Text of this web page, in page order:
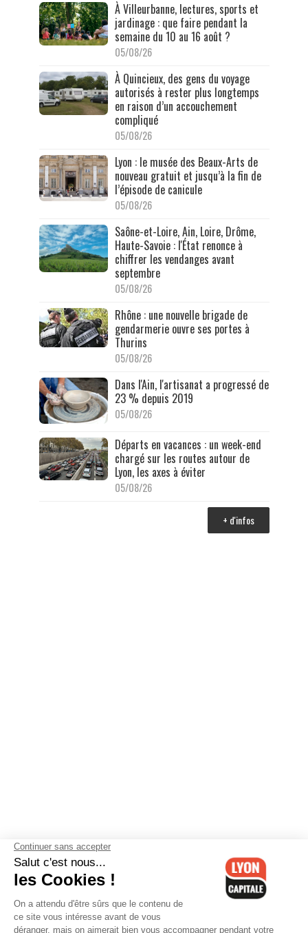
À Villeurbanne, lectures, sports et
jardinage : que faire pendant la
semaine du 10 au 16 août ?
05/08/26
À Quincieux, des gens du voyage
autorisés à rester plus longtemps
en raison d’un accouchement
compliqué
05/08/26
Lyon : le musée des Beaux-Arts de
nouveau gratuit et jusqu’à la fin de
l’épisode de canicule
05/08/26
Saône-et-Loire, Ain, Loire, Drôme,
Haute-Savoie : l'État renonce à
chiffrer les vendanges avant
septembre
05/08/26
Rhône : une nouvelle brigade de
gendarmerie ouvre ses portes à
Thurins
05/08/26
Dans l'Ain, l'artisanat a progressé de
23 % depuis 2019
05/08/26
Départs en vacances : un week-end
chargé sur les routes autour de
Lyon, les axes à éviter
05/08/26
+ d'infos